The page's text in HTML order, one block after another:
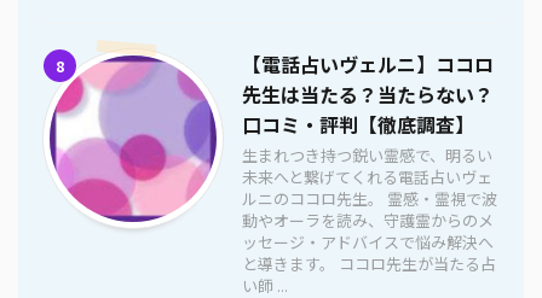
8
【電話占いヴェルニ】ココロ
先生は当たる？当たらない？
口コミ・評判【徹底調査】
生まれつき持つ鋭い霊感で、明るい
未来へと繋げてくれる電話占いヴェ
ルニのココロ先生。 霊感・霊視で波
動やオーラを読み、守護霊からのメ
ッセージ・アドバイスで悩み解決へ
と導きます。 ココロ先生が当たる占
い師 ...